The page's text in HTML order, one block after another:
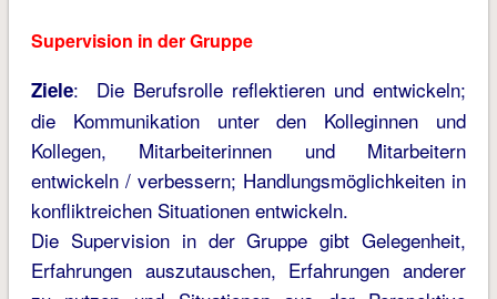
Supervision in der Gruppe
Ziele: Die Berufsrolle reflektieren und entwickeln;
die Kommunikation unter den Kolleginnen und
Kollegen, Mitarbeiterinnen und Mitarbeitern
entwickeln / verbessern; Handlungsmöglichkeiten in
konfliktreichen Situationen entwickeln.
Die Supervision in der Gruppe gibt Gelegenheit,
Erfahrungen auszutauschen, Erfahrungen anderer